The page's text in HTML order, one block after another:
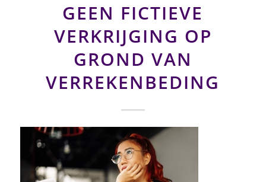
GEEN FICTIEVE
VERKRIJGING OP
GROND VAN
VERREKENBEDING